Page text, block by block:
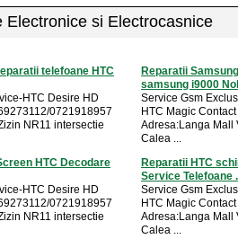
Electronice si Electrocasnice
telefoane HTC
HTC Desire HD
0721918957
NR11 intersectie
Reparatii
samsung i9000
Service Gsm
HTC Magic
Adresa:Langa Mall
Calea ...
HTC Decodare
HTC Desire HD
0721918957
NR11 intersectie
Reparatii HTC
Service Telefoane
Service Gsm
HTC Magic
Adresa:Langa Mall
Calea ...